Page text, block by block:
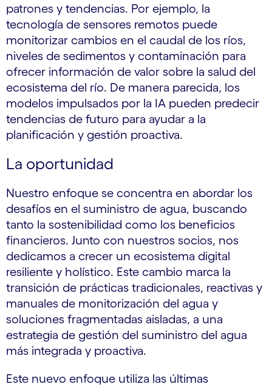
patrones y tendencias. Por ejemplo, la
tecnología de sensores remotos puede
monitorizar cambios en el caudal de los ríos,
niveles de sedimentos y contaminación para
ofrecer información de valor sobre la salud del
ecosistema del río. De manera parecida, los
modelos impulsados por la IA pueden predecir
tendencias de futuro para ayudar a la
planificación y gestión proactiva.
La oportunidad
Nuestro enfoque se concentra en abordar los
desafíos en el suministro de agua, buscando
tanto la sostenibilidad como los beneficios
financieros. Junto con nuestros socios, nos
dedicamos a crecer un ecosistema digital
resiliente y holístico. Este cambio marca la
transición de prácticas tradicionales, reactivas y
manuales de monitorización del agua y
soluciones fragmentadas aisladas, a una
estrategia de gestión del suministro del agua
más integrada y proactiva.
Este nuevo enfoque utiliza las últimas